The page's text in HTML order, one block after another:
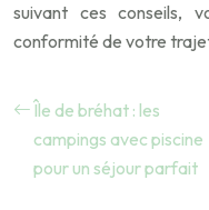
suivant ces conseils,
conformité de votre
Île de bréhat : les
campings avec piscine
pour un séjour parfait